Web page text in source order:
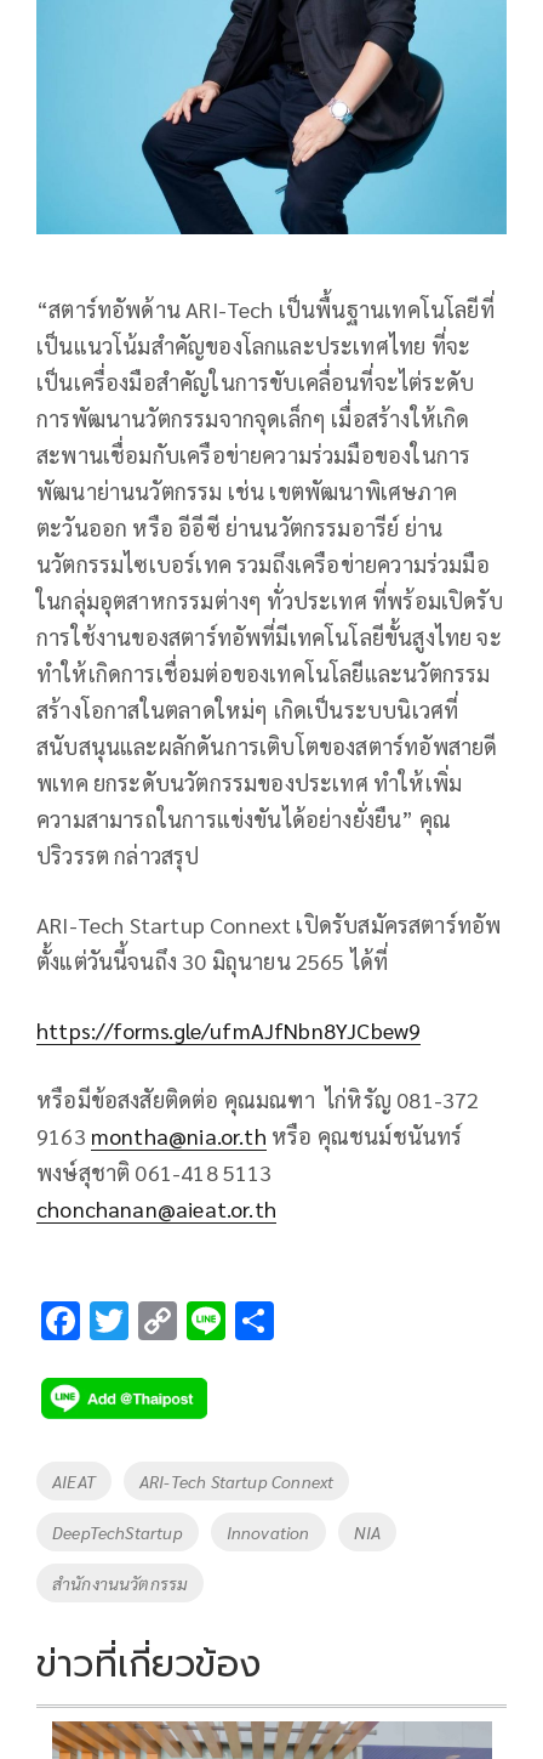
“สตาร์ทอัพด้าน ARI-Tech เป็นพื้นฐานเทคโนโลยีที่
เป็นแนวโน้มสำคัญของโลกและประเทศไทย ที่จะ
เป็นเครื่องมือสำคัญในการขับเคลื่อนที่จะไต่ระดับ
การพัฒนานวัตกรรมจากจุดเล็กๆ เมื่อสร้างให้เกิด
สะพานเชื่อมกับเครือข่ายความร่วมมือของในการ
พัฒนาย่านนวัตกรรม เช่น เขตพัฒนาพิเศษภาค
ตะวันออก หรือ อีอีซี ย่านนวัตกรรมอารีย์ ย่าน
นวัตกรรมไซเบอร์เทค รวมถึงเครือข่ายความร่วมมือ
ในกลุ่มอุตสาหกรรมต่างๆ ทั่วประเทศ ที่พร้อมเปิดรับ
การใช้งานของสตาร์ทอัพที่มีเทคโนโลยีขั้นสูงไทย จะ
ทำให้เกิดการเชื่อมต่อของเทคโนโลยีและนวัตกรรม
สร้างโอกาสในตลาดใหม่ๆ เกิดเป็นระบบนิเวศที่
สนับสนุนและผลักดันการเติบโตของสตาร์ทอัพสายดี
พเทค ยกระดับนวัตกรรมของประเทศ ทำให้เพิ่ม
ความสามารถในการแข่งขันได้อย่างยั่งยืน” คุณ
ปริวรรต กล่าวสรุป
ARI-Tech Startup Connext เปิดรับสมัครสตาร์ทอัพ
ตั้งแต่วันนี้จนถึง 30 มิถุนายน 2565 ได้ที่
https://forms.gle/ufmAJfNbn8YJCbew9
หรือมีข้อสงสัยติดต่อ คุณมณฑา ไก่หิรัญ 081-372
9163 montha@nia.or.th หรือ คุณชนม์ชนันทร์
พงษ์สุชาติ 061-418 5113
chonchanan@aieat.or.th
F
e
b
o
o
k
T
tt
er
C
p
y
Li
k
Li
Tags
AIEAT ARI-Tech Startup Connext
DeepTechStartup Innovation NIA
สำนักงานนวัตกรรม
ข่าวที่เกี่ยวข้อง